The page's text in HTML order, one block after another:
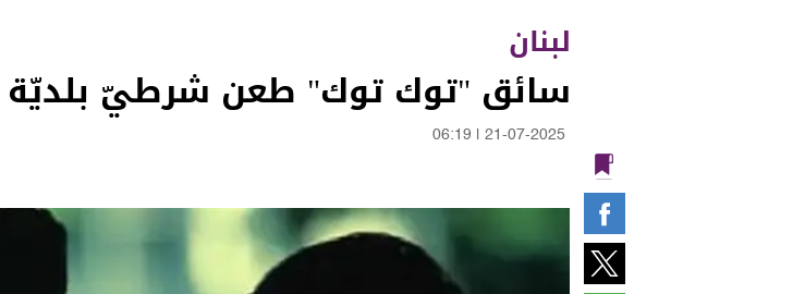
لبنان
سائق "توك توك" طعن شرطيّ بلديّة
21-07-2025
06:19